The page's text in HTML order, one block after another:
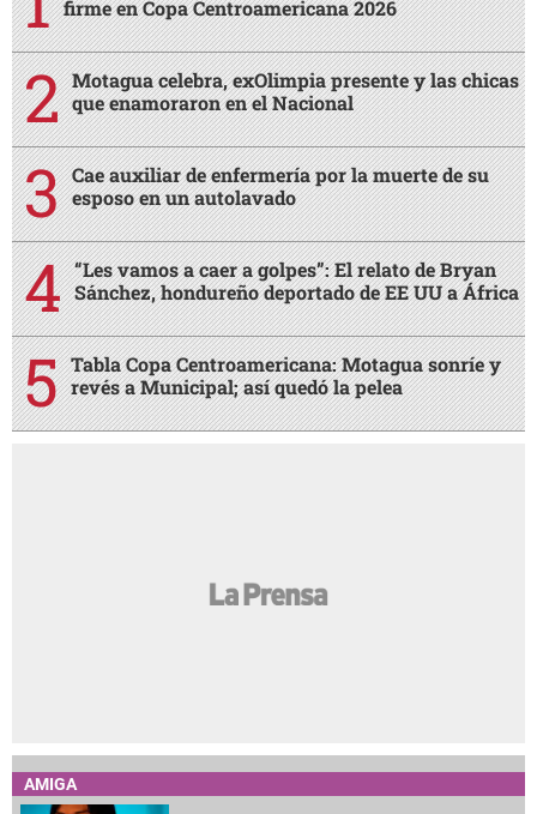
firme en Copa Centroamericana 2026
Motagua celebra, exOlimpia presente y las chicas
que enamoraron en el Nacional
Cae auxiliar de enfermería por la muerte de su
esposo en un autolavado
“Les vamos a caer a golpes”: El relato de Bryan
Sánchez, hondureño deportado de EE UU a África
Tabla Copa Centroamericana: Motagua sonríe y
revés a Municipal; así quedó la pelea
AMIGA